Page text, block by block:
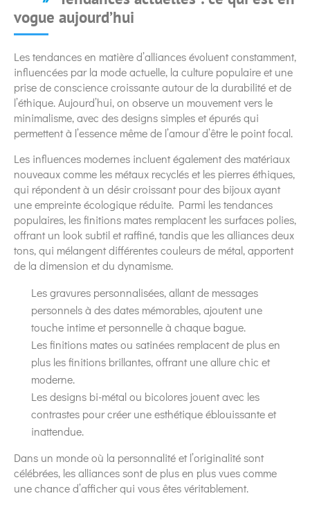
vogue aujourd’hui
Les tendances en matière d’alliances évoluent constamment,
influencées par la mode actuelle, la culture populaire et une
prise de conscience croissante autour de la durabilité et de
l’éthique. Aujourd’hui, on observe un mouvement vers le
minimalisme, avec des designs simples et épurés qui
permettent à l’essence même de l’amour d’être le point focal.
Les influences modernes incluent également des matériaux
nouveaux comme les métaux recyclés et les pierres éthiques,
qui répondent à un désir croissant pour des bijoux ayant
une empreinte écologique réduite. Parmi les tendances
populaires, les finitions mates remplacent les surfaces polies,
offrant un look subtil et raffiné, tandis que les alliances deux
tons, qui mélangent différentes couleurs de métal, apportent
de la dimension et du dynamisme.
Les gravures personnalisées, allant de messages
personnels à des dates mémorables, ajoutent une
touche intime et personnelle à chaque bague.
Les finitions mates ou satinées remplacent de plus en
plus les finitions brillantes, offrant une allure chic et
moderne.
Les designs bi-métal ou bicolores jouent avec les
contrastes pour créer une esthétique éblouissante et
inattendue.
Dans un monde où la personnalité et l’originalité sont
célébrées, les alliances sont de plus en plus vues comme
une chance d’afficher qui vous êtes véritablement.